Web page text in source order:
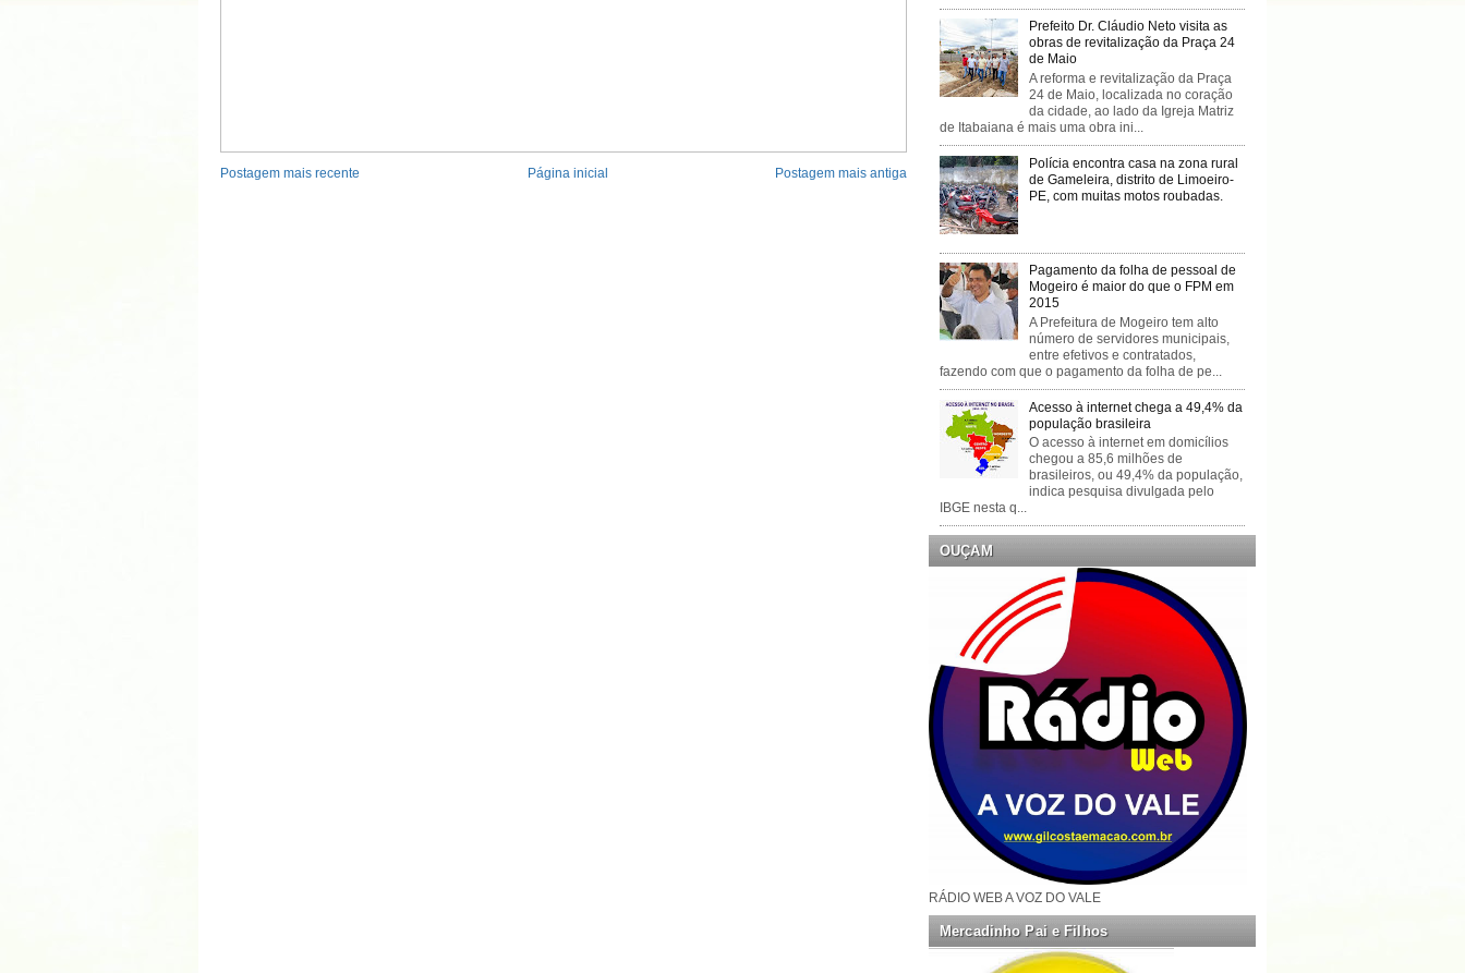
Postagem mais recente Postagem mais antiga
Página inicial
Prefeito Dr. Cláudio Neto visita as
obras de revitalização da Praça 24
de Maio
A reforma e revitalização da Praça
24 de Maio, localizada no coração
da cidade, ao lado da Igreja Matriz
de Itabaiana é mais uma obra ini...
Polícia encontra casa na zona rural
de Gameleira, distrito de Limoeiro-
PE, com muitas motos roubadas.
Pagamento da folha de pessoal de
Mogeiro é maior do que o FPM em
2015
A Prefeitura de Mogeiro tem alto
número de servidores municipais,
entre efetivos e contratados,
fazendo com que o pagamento da folha de pe...
Acesso à internet chega a 49,4% da
população brasileira
O acesso à internet em domicílios
chegou a 85,6 milhões de
brasileiros, ou 49,4% da população,
indica pesquisa divulgada pelo
IBGE nesta q...
OUÇAM
RÁDIO WEB A VOZ DO VALE
Mercadinho Pai e Filhos